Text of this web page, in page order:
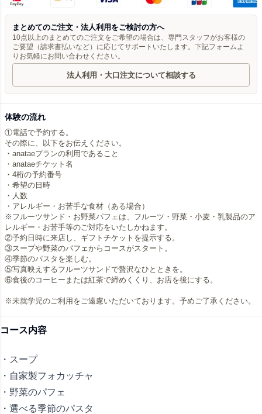
まとめてのご注文・法人利用をご検討の方へ
10点以上のまとめてのご注文をご希望の場合は、専門スタッフがお客様の
ご要望（請求書払いなど）に応じてサポートいたします。下記フォームよ
りお気軽にお問い合わせください。
法人利用・大口注文について相談する
体験の流れ
①電話で予約する。
その際に、以下をお伝えください。
・anataeプランの利用であること
・anataeチケット名
・4桁の予約番号
・希望の日時
・人数
・アレルギー・お苦手な食材（ある場合）
※フルーツサンド・お野菜パフェは、フルーツ・野菜・小麦・乳製品のア
レルギー・お苦手等のご対応をいたしかねます。
②予約日時に来店し、ギフトチケットを提示する。
③スープや野菜のパフェからコースがスタート。
④季節のパスタを楽しむ。
⑤写真映えするフルーツサンドで贅沢なひとときを。
⑥食後のコーヒーまたは紅茶で締めくくり、お店を後にする。
※未就学児のご利用をご遠慮いただいております。予めご了承ください。
コース内容
・スープ
・自家製フォカッチャ
・野菜のパフェ
・選べる季節のパスタ